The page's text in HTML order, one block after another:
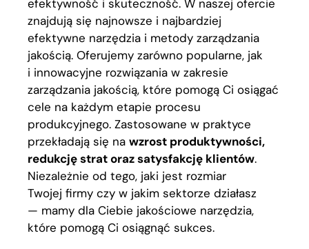
efektywność i skuteczność. W naszej ofercie
znajdują się najnowsze i najbardziej
efektywne narzędzia i metody zarządzania
jakością. Oferujemy zarówno popularne, jak
i innowacyjne rozwiązania w zakresie
zarządzania jakością, które pomogą Ci osiągać
cele na każdym etapie procesu
produkcyjnego. Zastosowane w praktyce
przekładają się na wzrost produktywności,
redukcję strat oraz satysfakcję klientów.
Niezależnie od tego, jaki jest rozmiar
Twojej firmy czy w jakim sektorze działasz
— mamy dla Ciebie jakościowe narzędzia,
które pomogą Ci osiągnąć sukces.